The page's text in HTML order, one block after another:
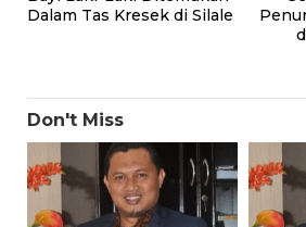
pos
Dalam Tas Kresek di Silale
Don't Miss